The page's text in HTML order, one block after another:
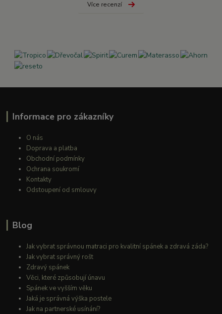
Více recenzí
Informace pro zákazníky
O nás
Doprava a platba
Obchodní podmínky
Ochrana soukromí
Kontakty
Odstoupení od smlouvy
Blog
Jak vybrat správnou matraci pro kvalitní spánek a zdravá záda?
Jak vybrat správný rošt
Zdravý spánek
Věci, které způsobují únavu
Spánek ve vyšším věku
Jaká je správná výška postele
Jak na partnerské usínání?